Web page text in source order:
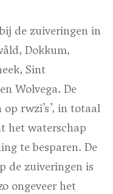
de zuiveringen in
Dokkum,
Sint
Wolvega. De
rwzi’s’, in totaal
het waterschap
te besparen. De
de zuiveringen is
ongeveer het